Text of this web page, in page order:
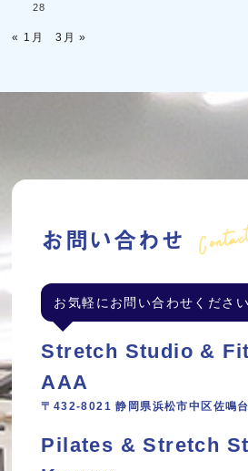
28
« 1月 3月 »
お問い合わせ
お気軽にお問い合わせください
Stretch Studio &
AAA
〒432-8021 静岡県浜松市中区佐鳴
Pilates & Stretch